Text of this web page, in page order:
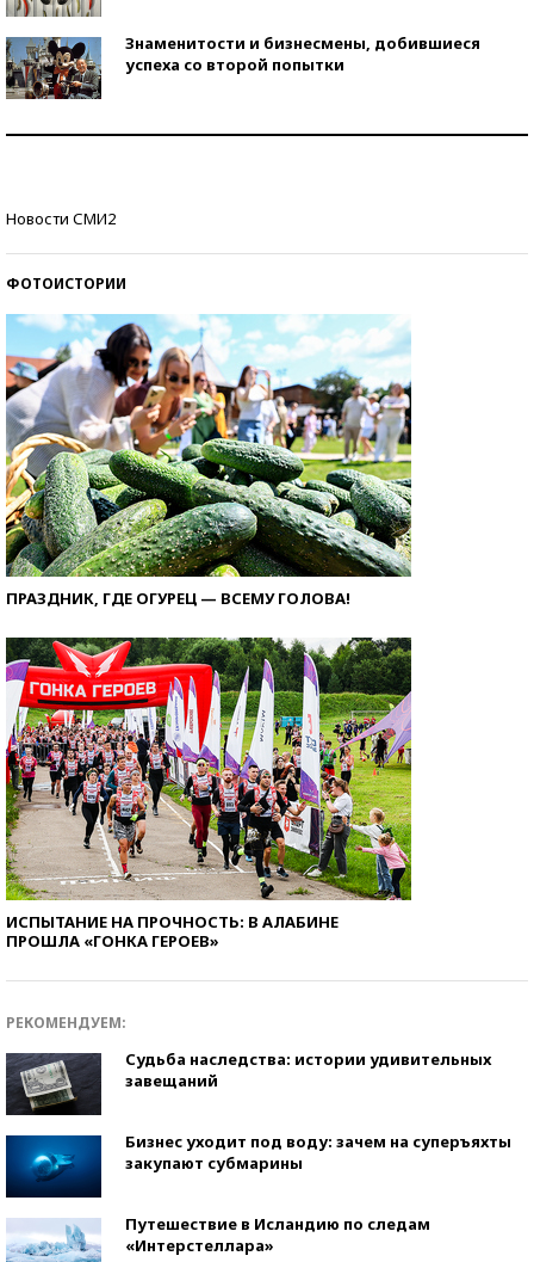
Знаменитости и бизнесмены, добившиеся
успеха со второй попытки
Новости СМИ2
ФОТОИСТОРИИ
ПРАЗДНИК, ГДЕ ОГУРЕЦ — ВСЕМУ ГОЛОВА!
ИСПЫТАНИЕ НА ПРОЧНОСТЬ: В АЛАБИНЕ
ПРОШЛА «ГОНКА ГЕРОЕВ»
РЕКОМЕНДУЕМ:
Судьба наследства: истории удивительных
завещаний
Бизнес уходит под воду: зачем на суперъяхты
закупают субмарины
Путешествие в Исландию по следам
«Интерстеллара»